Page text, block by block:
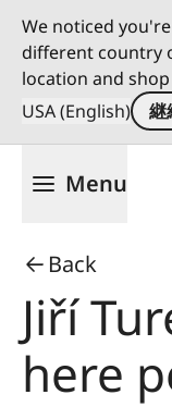
We noticed
different country
location and
USA (English)
継
Menu
Back
Jiří
here